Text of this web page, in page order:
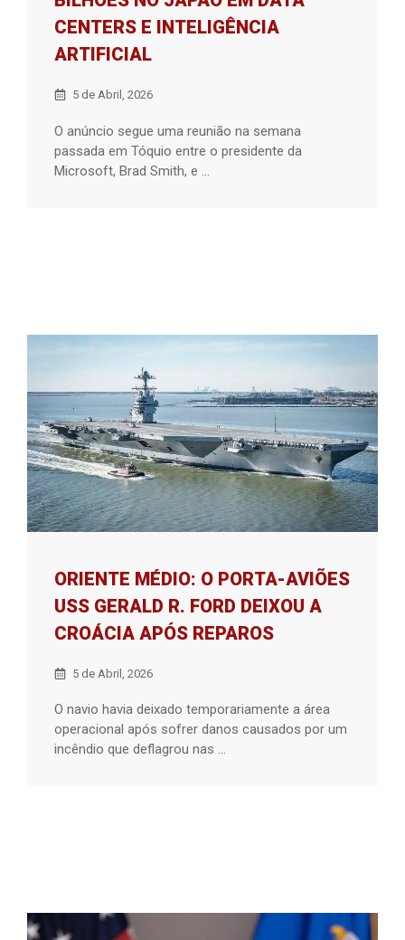
CENTERS E INTELIGÊNCIA
ARTIFICIAL
5 de Abril, 2026
O anúncio segue uma reunião na semana
passada em Tóquio entre o presidente da
Microsoft, Brad Smith, e ...
ORIENTE MÉDIO: O PORTA-AVIÕES
USS GERALD R. FORD DEIXOU A
CROÁCIA APÓS REPAROS
5 de Abril, 2026
O navio havia deixado temporariamente a área
operacional após sofrer danos causados ​​por um
incêndio que deflagrou nas ...